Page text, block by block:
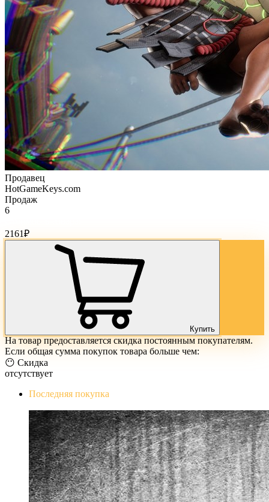
Продавец
HotGameKeys.com
Продаж
6
2161₽
Купить
На товар предоставляется скидка постоянным покупателям.
Если общая сумма покупок товара больше чем:
😶 Скидка
отсутствует
Последняя покупка